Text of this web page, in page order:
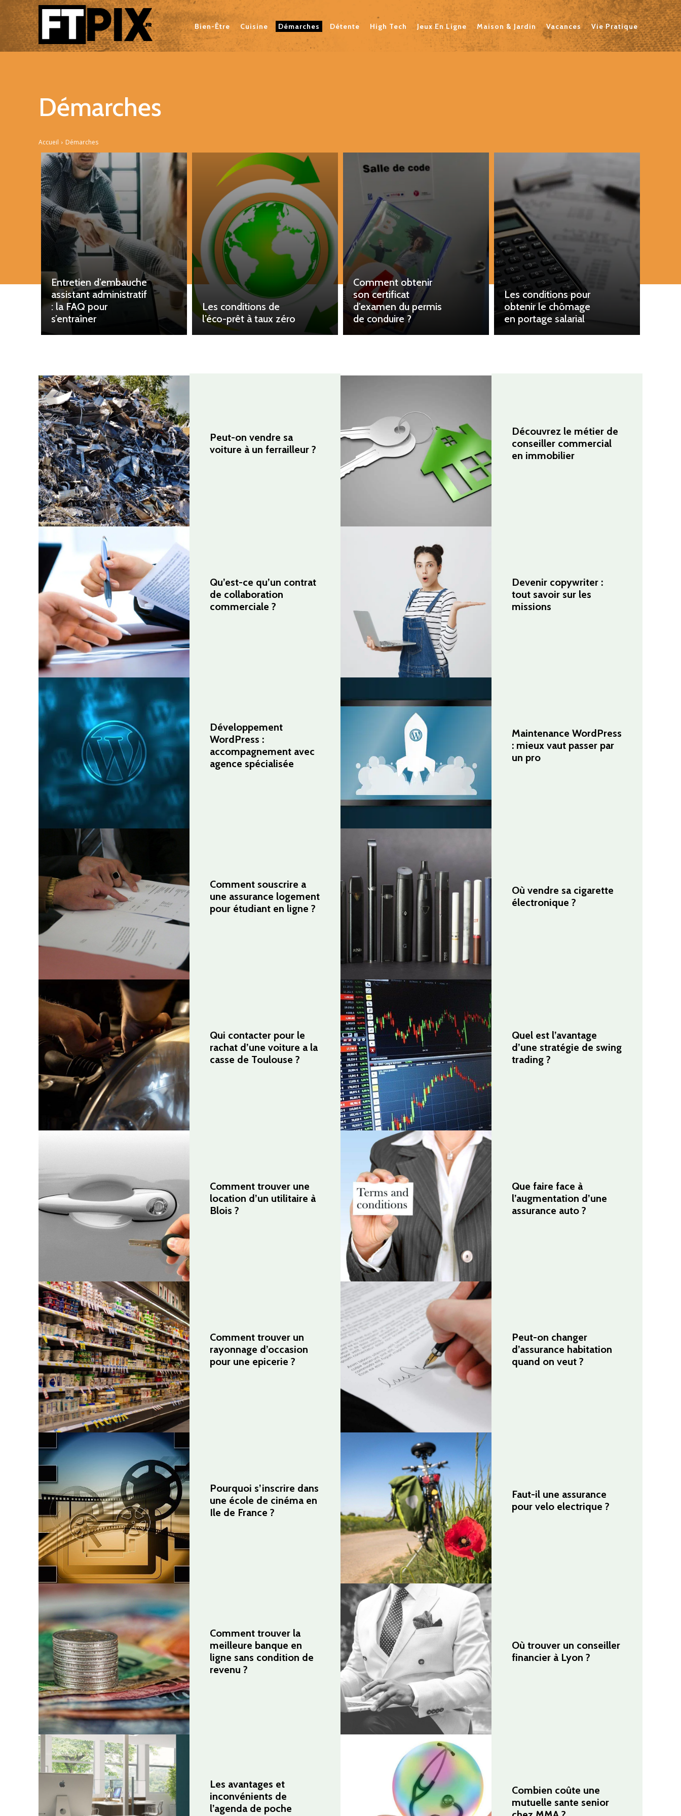
Bien-Être Cuisine Démarches Détente High Tech Jeux En Ligne Maison & Jardin Vacances Vie Pratique
Démarches
Accueil Démarches
Entretien d’embauche
assistant administratif
: la FAQ pour
s’entraîner
Les conditions de
l’éco-prêt à taux zéro
Comment obtenir
son certificat
d’examen du permis
de conduire ?
Les conditions pour
obtenir le chômage
en portage salarial
Peut-on vendre sa
voiture à un ferrailleur ?
Découvrez le métier de
conseiller commercial
en immobilier
Qu’est-ce qu’un contrat
de collaboration
commerciale ?
Devenir copywriter :
tout savoir sur les
missions
Développement
WordPress :
accompagnement avec
agence spécialisée
Maintenance WordPress
: mieux vaut passer par
un pro
Comment souscrire a
une assurance logement
pour étudiant en ligne ?
Où vendre sa cigarette
électronique ?
Qui contacter pour le
rachat d’une voiture a la
casse de Toulouse ?
Quel est l’avantage
d’une stratégie de swing
trading ?
Comment trouver une
location d’un utilitaire à
Blois ?
Que faire face à
l’augmentation d’une
assurance auto ?
Comment trouver un
rayonnage d’occasion
pour une epicerie ?
Peut-on changer
d’assurance habitation
quand on veut ?
Pourquoi s’inscrire dans
une école de cinéma en
Ile de France ?
Faut-il une assurance
pour velo electrique ?
Comment trouver la
meilleure banque en
ligne sans condition de
revenu ?
Où trouver un conseiller
financier à Lyon ?
Les avantages et
inconvénients de
l’agenda de poche
Combien coûte une
mutuelle sante senior